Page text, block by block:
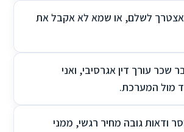
אצטרך לשלם, או שמא לא אקבל את
שכר עורך דין אגרסיבי, ואני
מול המערכת.
ודאות גובה מחיר רגשי, ממני